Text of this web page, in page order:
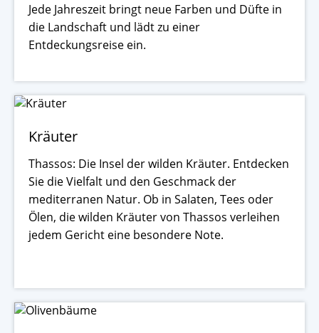
Jede Jahreszeit bringt neue Farben und Düfte in
die Landschaft und lädt zu einer
Entdeckungsreise ein.
Kräuter
Thassos: Die Insel der wilden Kräuter. Entdecken
Sie die Vielfalt und den Geschmack der
mediterranen Natur. Ob in Salaten, Tees oder
Ölen, die wilden Kräuter von Thassos verleihen
jedem Gericht eine besondere Note.